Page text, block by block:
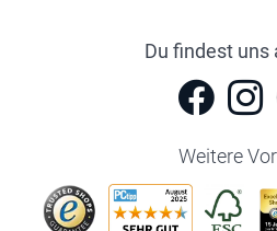
Du findest uns
Weitere